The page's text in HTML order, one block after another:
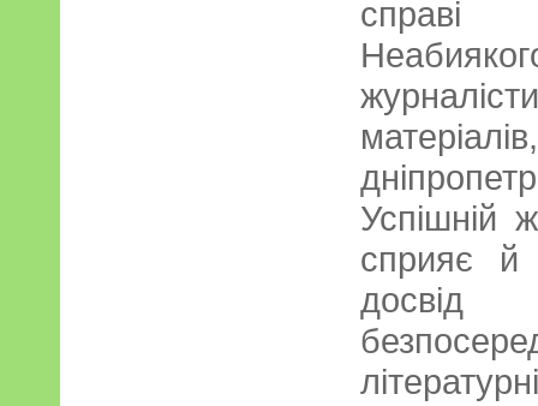
справі
Успішній
сприяє й
досвід